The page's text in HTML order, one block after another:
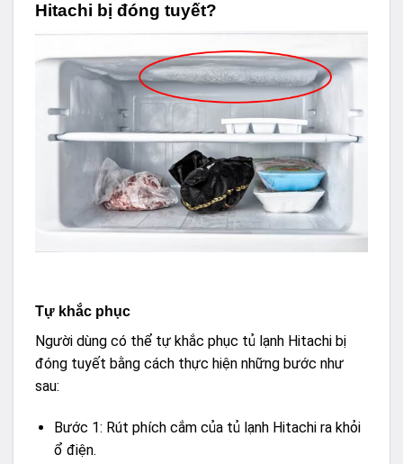
Hitachi bị đóng tuyết?
Tự khắc phục
Người dùng có thể tự khắc phục tủ lạnh Hitachi bị
đóng tuyết bằng cách thực hiện những bước như
sau:
Bước 1: Rút phích cắm của tủ lạnh Hitachi ra khỏi
ổ điện.